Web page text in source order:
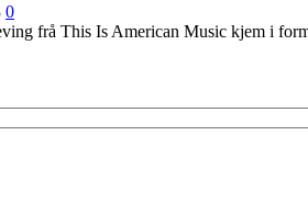
0
frå This Is American Music kjem i